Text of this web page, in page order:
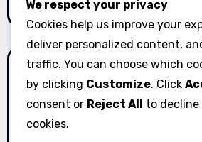
a
v
i
g
We respect your privacy
Cookies help us improve your
deliver personalized content,
traffic. You can choose which
by clicking Customize. Click
consent or Reject All to
cookies.